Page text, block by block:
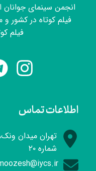
اطلاعات تماس
تهران میدان
شماره ۲۰
انجمن سینمای جوانان
فیلم کوتاه در کشور و
فیلم